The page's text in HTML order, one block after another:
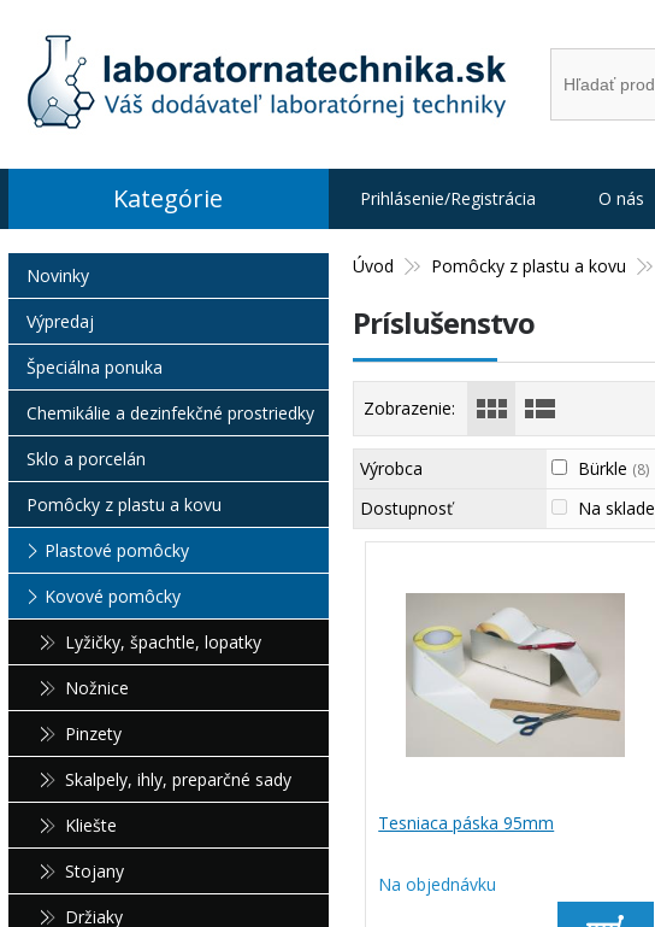
Úvod Pomôcky z plastu a kovu
Príslušenstvo
Zobrazenie:
Výrobca Bürkle (8)
Dostupnosť Na sklade
Tesniaca páska 95mm
Na objednávku
Novinky
Výpredaj
Špeciálna ponuka
Chemikálie a dezinfekčné prostriedky
Sklo a porcelán
Pomôcky z plastu a kovu
Plastové pomôcky
Kovové pomôcky
Lyžičky, špachtle, lopatky
Nožnice
Pinzety
Skalpely, ihly, preparčné sady
Kliešte
Stojany
Držiaky
Kategórie Prihlásenie/Registrácia O nás